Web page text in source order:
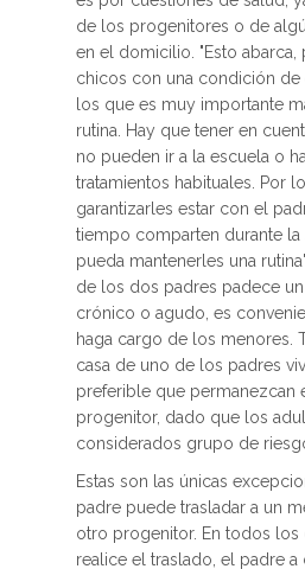
de los progenitores o de
en el domicilio. "Esto abarca,
chicos con una condición de
los que es muy importante
rutina. Hay que tener en
no pueden ir a la escuela o
tratamientos habituales. Por
garantizarles estar con el
tiempo comparten durante la
pueda mantenerles una
de los dos padres padece
crónico o agudo, es
haga cargo de los menores.
casa de uno de los padres
preferible que permanezcan
progenitor, dado que los
considerados grupo de
Estas son las únicas
padre puede trasladar a un
otro progenitor. En todos los
realice el traslado, el padre